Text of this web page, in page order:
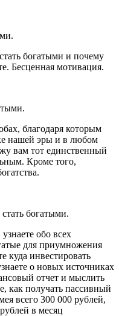
богатыми и почему
Бесценная мотивация.
благодаря которым
нашей эры и в любом
вам тот единственный
Кроме того,
богатыми.
обо всех
для приумножения
куда инвестировать
о новых источниках
отчет и мыслить
как получать пассивный
всего 300 000 рублей,
в месяц